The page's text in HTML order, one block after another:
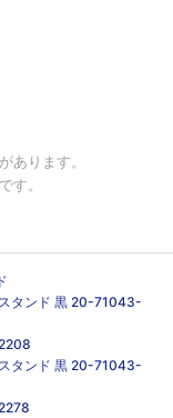
あります。
す。
タンド 黒 20-71043-
タンド 黒 20-71043-